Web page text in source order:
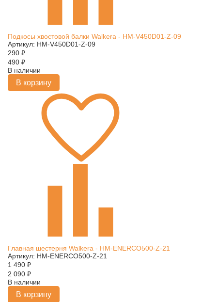
Подкосы хвостовой балки Walkera - HM-V450D01-Z-09
Артикул: HM-V450D01-Z-09
290 ₽
490 ₽
В наличии
В корзину
Главная шестерня Walkera - HM-ENERCO500-Z-21
Артикул: HM-ENERCO500-Z-21
1 490 ₽
2 090 ₽
В наличии
В корзину